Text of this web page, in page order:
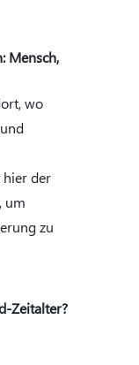
Mensch,
wo
der
um
zu
Zeitalter?